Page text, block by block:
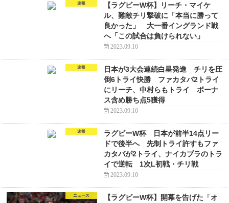
速報
【ラグビーW杯】リーチ・マイケ
ル、難敵チリ撃破に「本当に勝って
良かった」 大一番イングランド戦
へ「この試合は負けられない」
2023.09.10
速報
日本が3大会連続白星発進 チリを圧
倒6トライ快勝 ファカタバ2トライ
にリーチ、中村らもトライ ボーナ
ス含め勝ち点5獲得
2023.09.10
速報
ラグビーW杯 日本が前半14点リー
ドで後半へ 先制トライ許すもファ
カタバが2トライ、ナイカブラのトラ
イで逆転 1次L初戦・チリ戦
2023.09.10
ニュース
【ラグビーW杯】開幕を告げた「オ